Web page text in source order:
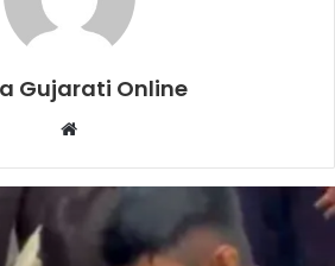
Gujarati Online
Website